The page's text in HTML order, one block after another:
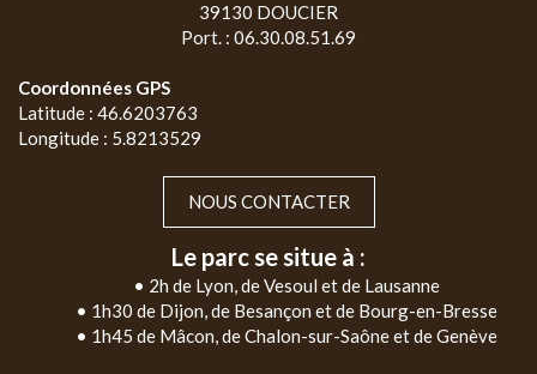
39130 DOUCIER
Port. : 06.30.08.51.69
Coordonnées GPS
Latitude : 46.6203763
Longitude : 5.8213529
NOUS CONTACTER
Le parc se situe à :
• 2h de Lyon, de Vesoul et de Lausanne
• 1h30 de Dijon, de Besançon et de Bourg-en-Bresse
• 1h45 de Mâcon, de Chalon-sur-Saône et de Genève